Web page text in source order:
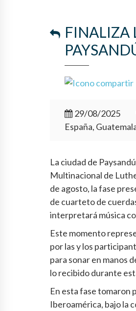
FINALIZA
29/08/2025
España,
La ciudad de
Multinacional de
de agosto, la fase
de cuarteto de
interpretará música
Este momento
por las y los
para sonar en manos
lo recibido durante
En esta fase tomaron
Iberoamérica, bajo la